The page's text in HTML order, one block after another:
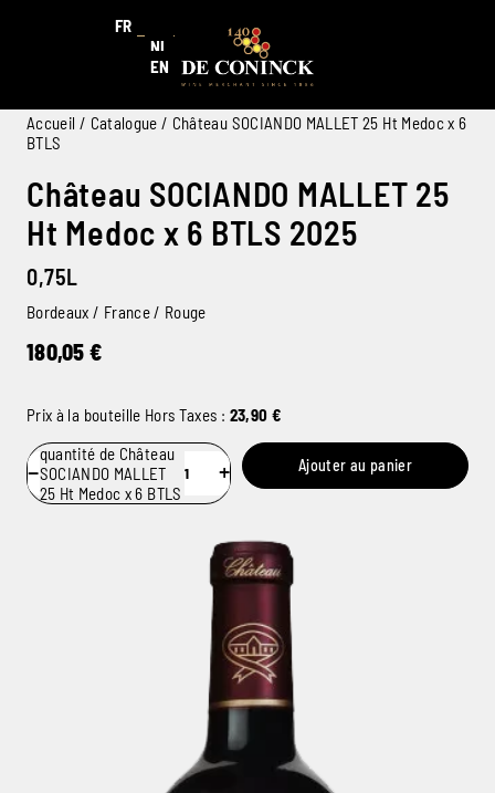
FR
NL
EN
Accueil / Catalogue / Château SOCIANDO MALLET 25 Ht Medoc x 6
BTLS
Château SOCIANDO MALLET 25
Ht Medoc x 6 BTLS 2025
0,75L
Bordeaux / France / Rouge
180,05 €
Prix à la bouteille Hors Taxes : 23,90 €
−
quantité de Château
SOCIANDO MALLET
25 Ht Medoc x 6 BTLS
+ Ajouter au panier